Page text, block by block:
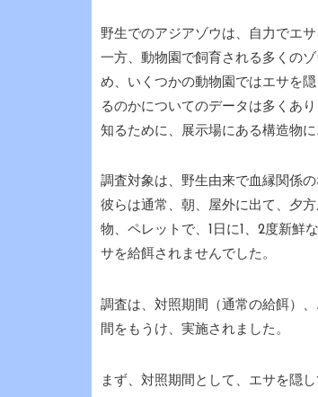
野生でのアジアゾウは、自力でエ
一方、動物園で飼育される多くの
め、いくつかの動物園ではエサを
るのかについてのデータは多くあ
知るために、展示場にある構造物
調査対象は、野生由来で血縁関係
彼らは通常、朝、屋外に出て、夕
物、ペレットで、1日に1、2度新鮮
サを給餌されませんでした。
調査は、対照期間（通常の給餌）
間をもうけ、実施されました。
まず、対照期間として、エサを隠